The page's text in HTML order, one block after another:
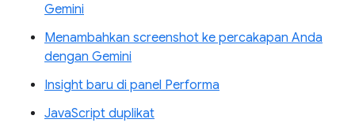
Gemini
Menambahkan screenshot ke percakapan Anda
dengan Gemini
Insight baru di panel Performa
JavaScript duplikat